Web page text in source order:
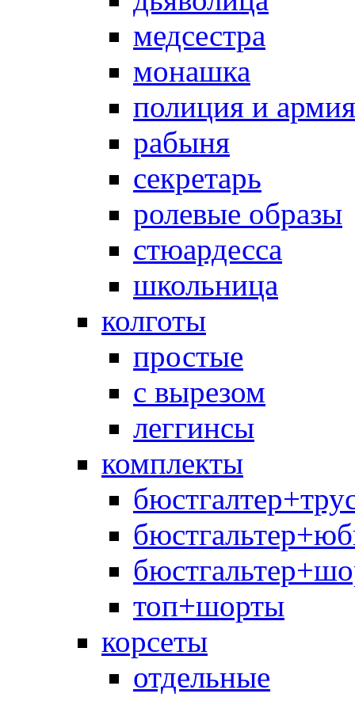
медсестра
монашка
полиция и армия
рабыня
секретарь
ролевые образы
стюардесса
школьница
колготы
простые
с вырезом
леггинсы
комплекты
топ+шорты
корсеты
отдельные